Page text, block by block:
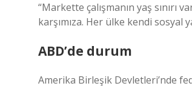
“Markette çalışmanın yaş sınırı
karşımıza. Her ülke kendi sosyal
ABD’de durum
Amerika Birleşik Devletleri’nde